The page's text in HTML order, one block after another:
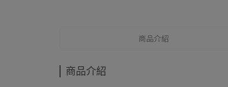
商品介紹
商品介紹